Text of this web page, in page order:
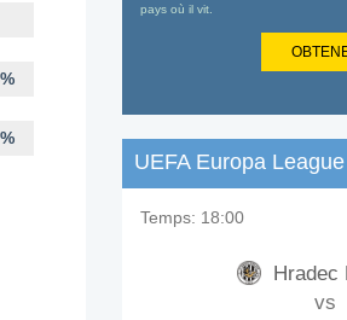
pays où il vit.
UEFA Europa
Temps: 18:00
Hradec
vs